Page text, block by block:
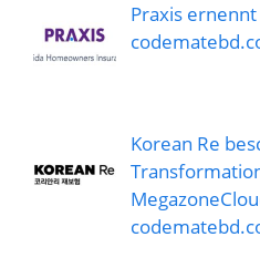
Praxis ernennt
Korean Re